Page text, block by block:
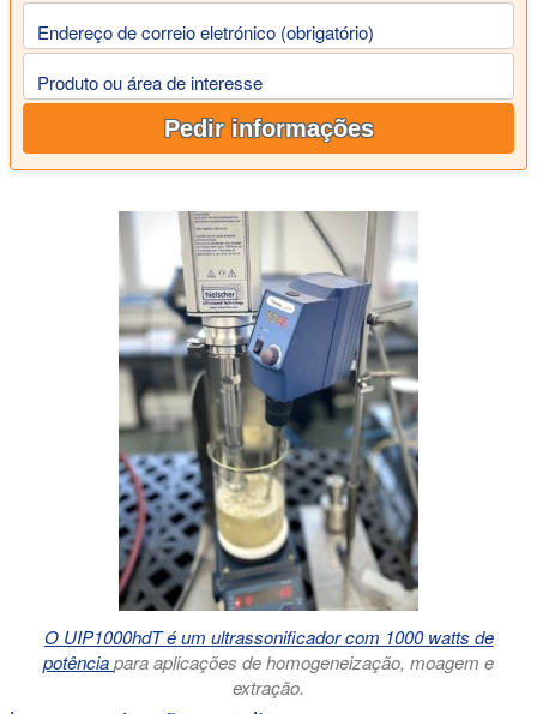
Endereço de correio eletrónico (obrigatório)
Produto ou área de interesse
Pedir informações
O UIP1000hdT é um ultrassonificador com 1000 watts de
potênciapara aplicações de homogeneização, moagem e
extração.